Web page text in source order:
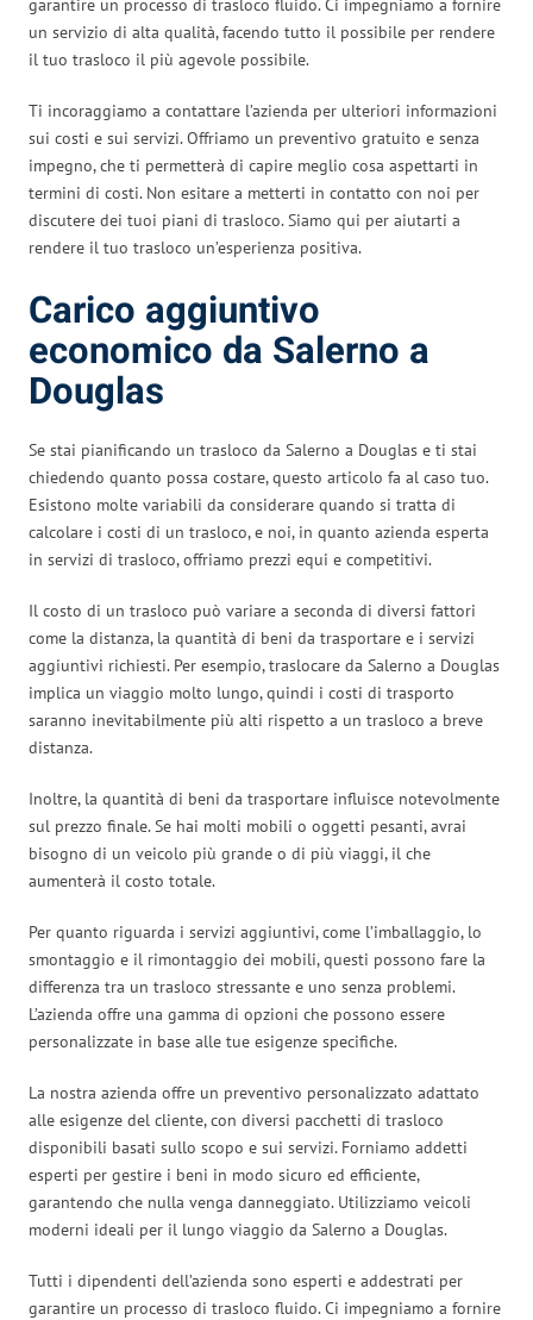
garantire un processo di trasloco fluido. Ci impegniamo a fornire
un servizio di alta qualità, facendo tutto il possibile per rendere
il tuo trasloco il più agevole possibile.
Ti incoraggiamo a contattare l’azienda per ulteriori informazioni
sui costi e sui servizi. Offriamo un preventivo gratuito e senza
impegno, che ti permetterà di capire meglio cosa aspettarti in
termini di costi. Non esitare a metterti in contatto con noi per
discutere dei tuoi piani di trasloco. Siamo qui per aiutarti a
rendere il tuo trasloco un’esperienza positiva.
Carico aggiuntivo
economico da Salerno a
Douglas
Se stai pianificando un trasloco da Salerno a Douglas e ti stai
chiedendo quanto possa costare, questo articolo fa al caso tuo.
Esistono molte variabili da considerare quando si tratta di
calcolare i costi di un trasloco, e noi, in quanto azienda esperta
in servizi di trasloco, offriamo prezzi equi e competitivi.
Il costo di un trasloco può variare a seconda di diversi fattori
come la distanza, la quantità di beni da trasportare e i servizi
aggiuntivi richiesti. Per esempio, traslocare da Salerno a Douglas
implica un viaggio molto lungo, quindi i costi di trasporto
saranno inevitabilmente più alti rispetto a un trasloco a breve
distanza.
Inoltre, la quantità di beni da trasportare influisce notevolmente
sul prezzo finale. Se hai molti mobili o oggetti pesanti, avrai
bisogno di un veicolo più grande o di più viaggi, il che
aumenterà il costo totale.
Per quanto riguarda i servizi aggiuntivi, come l’imballaggio, lo
smontaggio e il rimontaggio dei mobili, questi possono fare la
differenza tra un trasloco stressante e uno senza problemi.
L’azienda offre una gamma di opzioni che possono essere
personalizzate in base alle tue esigenze specifiche.
La nostra azienda offre un preventivo personalizzato adattato
alle esigenze del cliente, con diversi pacchetti di trasloco
disponibili basati sullo scopo e sui servizi. Forniamo addetti
esperti per gestire i beni in modo sicuro ed efficiente,
garantendo che nulla venga danneggiato. Utilizziamo veicoli
moderni ideali per il lungo viaggio da Salerno a Douglas.
Tutti i dipendenti dell’azienda sono esperti e addestrati per
garantire un processo di trasloco fluido. Ci impegniamo a fornire